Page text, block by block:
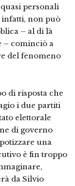
personali
infatti, non può
– al di là
– cominciò a
del fenomeno
di risposta che
i due partiti
elettorale
di governo
una
è fin troppo
da Silvio